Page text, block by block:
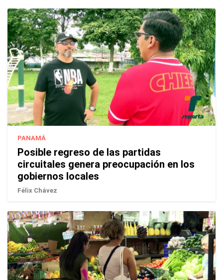
PANAMÁ
Posible regreso de las partidas
circuitales genera preocupación en los
gobiernos locales
Félix Chávez